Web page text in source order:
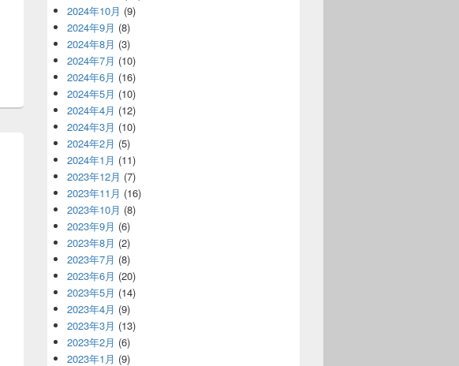
2024年10月 (9)
2024年9月 (8)
2024年8月 (3)
2024年7月 (10)
2024年6月 (16)
2024年5月 (10)
2024年4月 (12)
2024年3月 (10)
2024年2月 (5)
2024年1月 (11)
2023年12月 (7)
2023年11月 (16)
2023年10月 (8)
2023年9月 (6)
2023年8月 (2)
2023年7月 (8)
2023年6月 (20)
2023年5月 (14)
2023年4月 (9)
2023年3月 (13)
2023年2月 (6)
2023年1月 (9)